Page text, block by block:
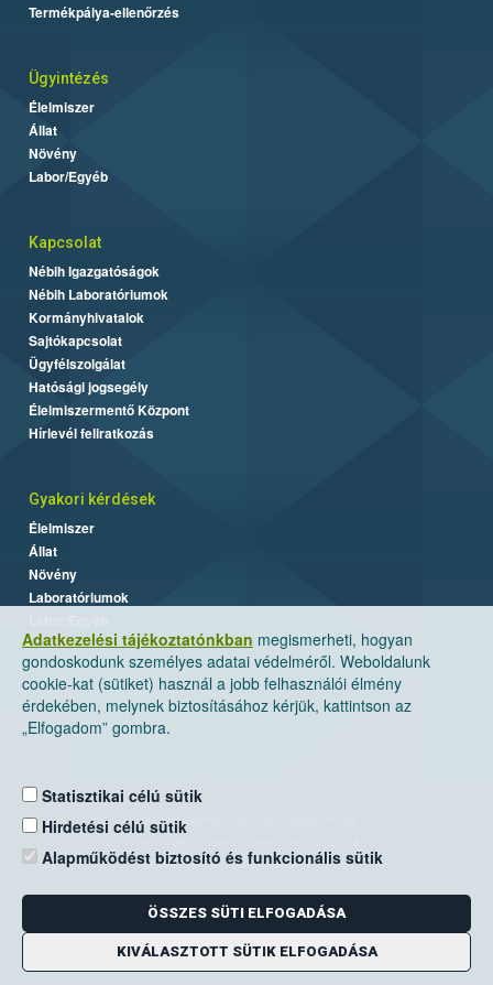
Adatkezelési tájékoztatónkban megismerheti, hogyan
gondoskodunk személyes adatai védelméről. Weboldalunk
cookie-kat (sütiket) használ a jobb felhasználói élmény
érdekében, melynek biztosításához kérjük, kattintson az
„Elfogadom” gombra.
Statisztikai célú sütik
Hirdetési célú sütik
Alapműködést biztosító és funkcionális sütik
ÖSSZES SÜTI ELFOGADÁSA
KIVÁLASZTOTT SÜTIK ELFOGADÁSA
Termékpálya-ellenőrzés
Ügyintézés
Élelmiszer
Állat
Növény
Labor/Egyéb
Kapcsolat
Nébih Igazgatóságok
Nébih Laboratóriumok
Kormányhivatalok
Sajtókapcsolat
Ügyfélszolgálat
Hatósági jogsegély
Élelmiszermentő Központ
Hírlevél feliratkozás
Gyakori kérdések
Élelmiszer
Állat
Növény
Laboratóriumok
Nemzeti Élelmiszerlánc-biztonsági Hivatal
Levelezési cím: 1525 Budapest. Pf. 30.
E-mail:ugyfelszolgalat@nebih.gov.hu
Zöld szám: 06-80/263-244
Telefon: 06-1/ 336-9000